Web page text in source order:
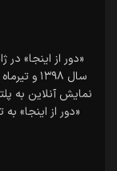
نمایش آنلاین به
«دور از اینجا»